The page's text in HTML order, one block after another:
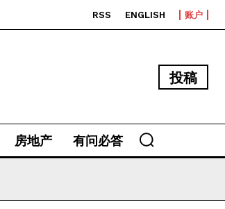
RSS ENGLISH 账户
投稿
房地产 有问必答